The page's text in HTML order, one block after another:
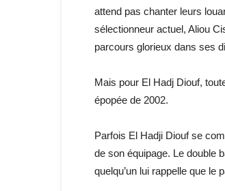
attend pas chanter leurs
sélectionneur actuel, Aliou
parcours glorieux dans ses
Mais pour El Hadj Diouf,
épopée de 2002.
Parfois El Hadji Diouf se
de son équipage. Le double
quelqu’un lui rappelle que le